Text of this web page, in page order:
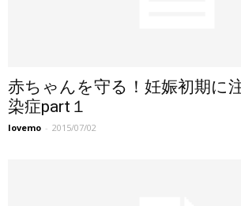
赤ちゃんを守る！妊娠初期に
染症part１
lovemo - 2015/07/02